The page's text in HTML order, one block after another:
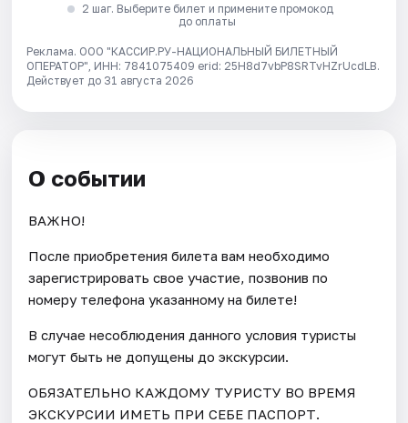
2 шаг. Выберите билет и примените промокод
до оплаты
Реклама. ООО "КАССИР.РУ-НАЦИОНАЛЬНЫЙ БИЛЕТНЫЙ
ОПЕРАТОР", ИНН: 7841075409 erid: 25H8d7vbP8SRTvHZrUcdLB.
Действует до 31 августа 2026
О событии
ВАЖНО!
После приобретения билета вам необходимо
зарегистрировать свое участие, позвонив по
номеру телефона указанному на билете!
В случае несоблюдения данного условия туристы
могут быть не допущены до экскурсии.
ОБЯЗАТЕЛЬНО КАЖДОМУ ТУРИСТУ ВО ВРЕМЯ
ЭКСКУРСИИ ИМЕТЬ ПРИ СЕБЕ ПАСПОРТ.